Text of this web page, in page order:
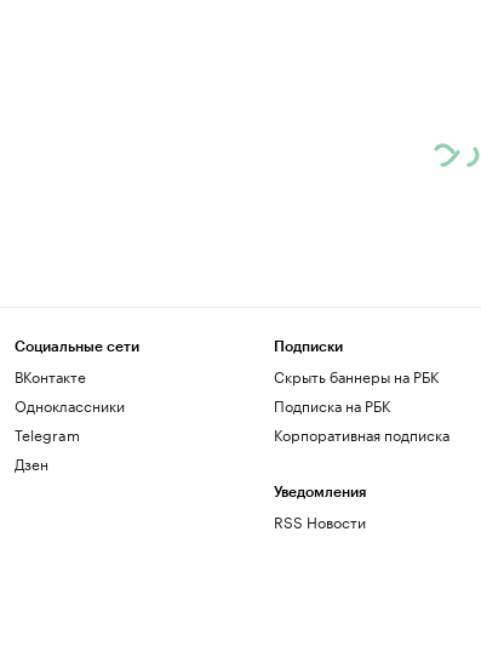
Социальные сети
ВКонтакте
Одноклассники
Telegram
Дзен
Подписки
Скрыть баннеры на РБК
Подписка на РБК
Корпоративная подписка
Уведомления
RSS Новости